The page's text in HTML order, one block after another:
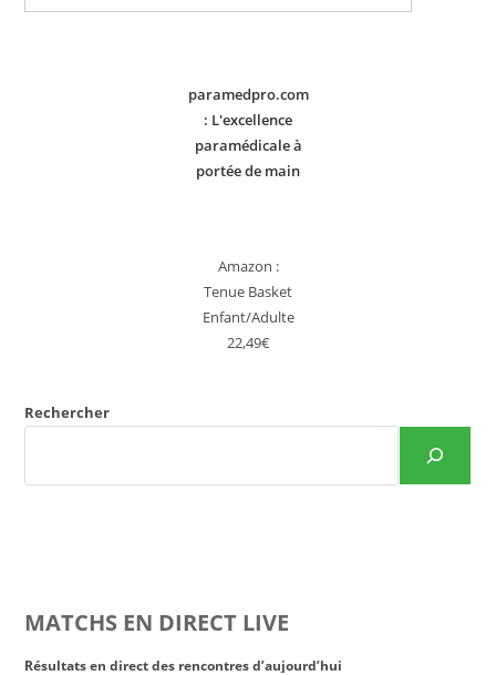
paramedpro.com
: L'excellence
paramédicale à
portée de main
Amazon :
Tenue Basket
Enfant/Adulte
22,49€
Rechercher
MATCHS EN DIRECT LIVE
Résultats en direct des rencontres d’aujourd’hui